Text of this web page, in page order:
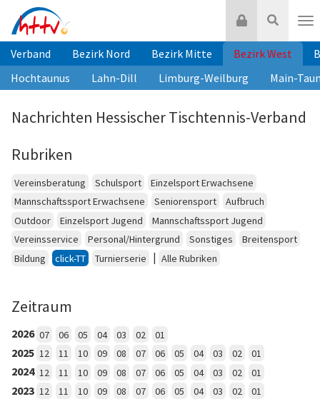
Inhalt
springen
Suche
Login
Verband Bezirk Nord Bezirk Mitte Bezirk West
Hochtaunus
Lahn-Dill Limburg-Weilburg Main-
Nachrichten Hessischer Tischtennis-Verband
Rubriken
Vereinsberatung Schulsport
Einzelsport Erwachsene
Mannschaftssport Erwachsene
Seniorensport
Aufbruch
Outdoor
Einzelsport Jugend
Mannschaftssport Jugend
Vereinsservice
Personal/Hintergrund Sonstiges
Breitensport
Bildung
click-TT Turnierserie | Alle Rubriken
Zeitraum
2026 07 06 05 04 03 02 01
2025 12 11 10 09 08 07 06 05 04 03 02 01
2024 12 11 10 09 08 07 06 05 04 03 02 01
2023 12 11 10 09 08 07 06 05 04 03 02
01